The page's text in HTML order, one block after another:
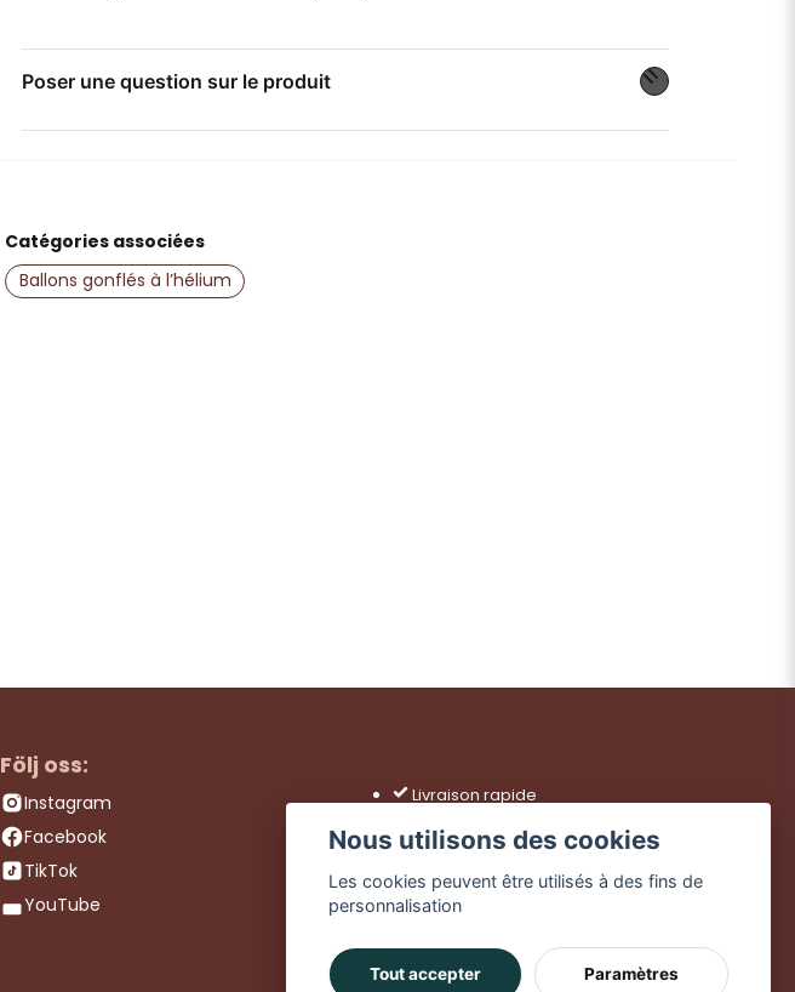
Poser une question sur le produit
name
Nom
Catégories associées
Ballons gonflés à l’hélium
Följ oss:
Instagram
Facebook
TikTok
YouTube
Livraison rapide
Livraison dès 49 €
Nous utilisons des cookies
Les cookies peuvent être utilisés à des fins de
personnalisation
Tout accepter Paramètres